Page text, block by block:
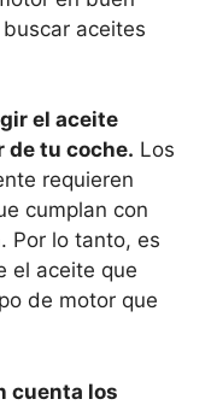
aceites
el aceite
de tu coche. Los
requieren
cumplan con
Por lo tanto, es
el aceite que
de motor que
cuenta los